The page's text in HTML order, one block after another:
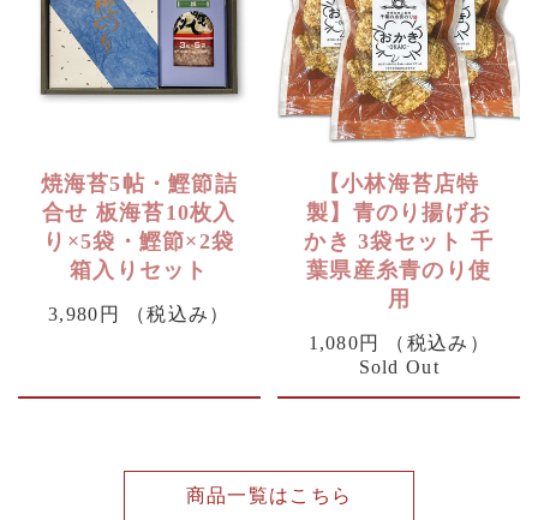
焼海苔5帖・鰹節詰
合せ 板海苔10枚入
り×5袋・鰹節×2袋
箱入りセット
3,980円 （税込み）
【小林海苔店特
製】青のり揚げお
かき 3袋セット 千
葉県産糸青のり使
用
1,080円
（税込み）
Sold Out
商品一覧はこちら